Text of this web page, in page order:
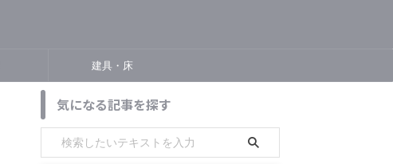
建具・床
気になる記事を探す